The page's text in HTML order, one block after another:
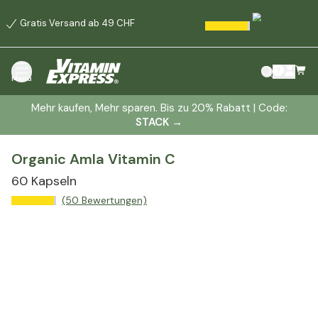
Gratis Versand ab 49 CHF
Menü
Mehr kaufen, Mehr sparen. Bis zu 20% Rabatt | Code:
STACK →
Organic Amla Vitamin C
60 Kapseln
(50 Bewertungen)